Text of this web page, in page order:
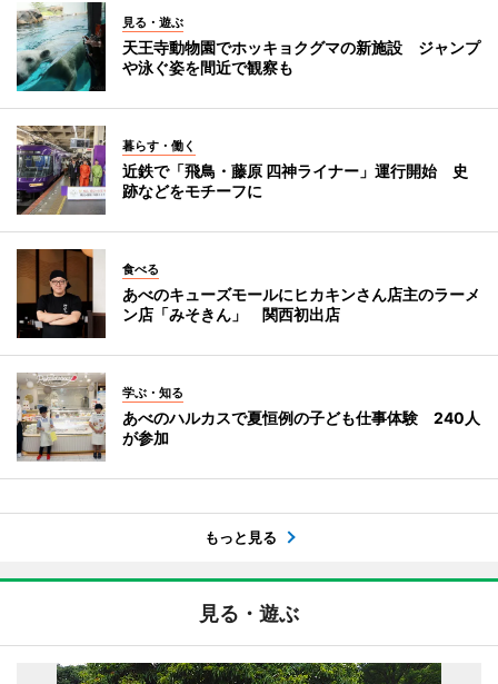
見る・遊ぶ
天王寺動物園でホッキョクグマの新施設 ジャンプ
や泳ぐ姿を間近で観察も
暮らす・働く
近鉄で「飛鳥・藤原 四神ライナー」運行開始 史
跡などをモチーフに
食べる
あべのキューズモールにヒカキンさん店主のラーメ
ン店「みそきん」 関西初出店
学ぶ・知る
あべのハルカスで夏恒例の子ども仕事体験 240人
が参加
もっと見る
見る・遊ぶ